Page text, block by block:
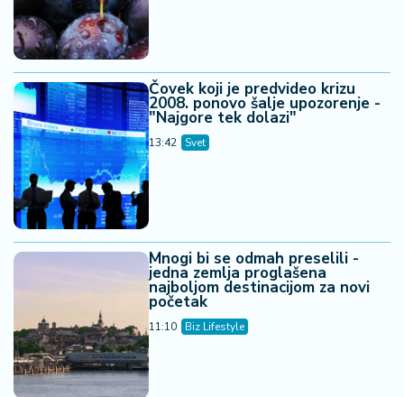
Čovek koji je predvideo krizu
2008. ponovo šalje upozorenje -
"Najgore tek dolazi"
13:42 Svet
Mnogi bi se odmah preselili -
jedna zemlja proglašena
najboljom destinacijom za novi
početak
11:10 Biz Lifestyle